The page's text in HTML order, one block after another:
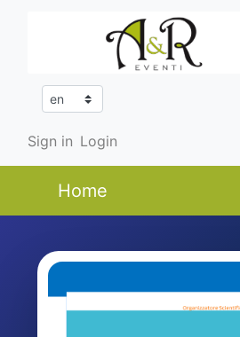
Sign in Login
Home